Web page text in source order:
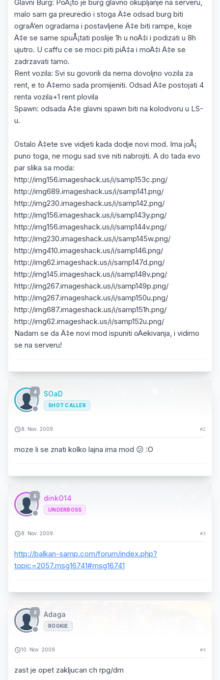
Glavni Burg: PoÅ¡to je burg glavno okupljanje na serveru,
malo sam ga preuredio i stoga Ä‡e odsad burg biti
ograÄ‘en ogradama i postavljene Ä‡e biti rampe, koje
Ä‡e se same spuÅ¡tati poslije 1h u noÄ‡i i podizati u 8h
ujutro. U caffu ce se moci piti piÄ‡a i moÄ‡i Ä‡e se
zadrzavati tamo.
Rent vozila: Svi su govorili da nema dovoljno vozila za
rent, e to Ä‡emo sada promijeniti. Odsad Ä‡e postojati 4
renta vozila+1 rent plovila
Spawn: odsada Ä‡e glavni spawn biti na kolodvoru u LS-
u.
Ostalo Ä‡ete sve vidjeti kada dodje novi mod. Ima joÅ¡
puno toga, ne mogu sad sve niti nabrojiti. A do tada evo
par slika sa moda:
http://img156.imageshack.us/i/samp153c.png/
http://img689.imageshack.us/i/samp141.png/
http://img230.imageshack.us/i/samp142.png/
http://img156.imageshack.us/i/samp143y.png/
http://img156.imageshack.us/i/samp144v.png/
http://img230.imageshack.us/i/samp145w.png/
http://img410.imageshack.us/i/samp146.png/
http://img62.imageshack.us/i/samp147d.png/
http://img145.imageshack.us/i/samp148v.png/
http://img267.imageshack.us/i/samp149p.png/
http://img267.imageshack.us/i/samp150u.png/
http://img687.imageshack.us/i/samp151h.png/
http://img62.imageshack.us/i/samp152u.png/
Nadam se da Ä‡e novi mod ispuniti oÄekivanja, i vidimo
se na serveru!
4 SOaD
SHOT CALLER
8. Nov. 2009. #2
moze li se znati kolko lajna ima mod 😕 :O
5 dinkO14
UNDERBOSS
8. Nov. 2009. #3
http://balkan-samp.com/forum/index.php?
topic=2057.msg16741#msg16741
2 Adaga
ROOKIE
10. Nov. 2009. #4
zast je opet zakljucan ch rpg/dm